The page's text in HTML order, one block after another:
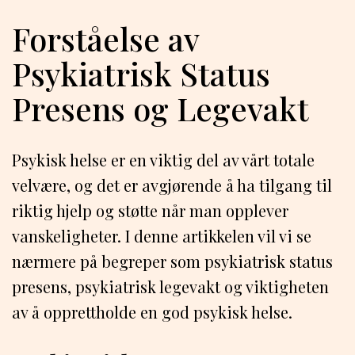
Forståelse av
Psykiatrisk Status
Presens og Legevakt
Psykisk helse er en viktig del av vårt totale
velvære, og det er avgjørende å ha tilgang til
riktig hjelp og støtte når man opplever
vanskeligheter. I denne artikkelen vil vi se
nærmere på begreper som psykiatrisk status
presens, psykiatrisk legevakt og viktigheten
av å opprettholde en god psykisk helse.